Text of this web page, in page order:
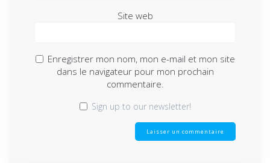
Site web
Enregistrer mon nom, mon e-mail et mon site
dans le navigateur pour mon prochain
commentaire.
Sign up to our newsletter!